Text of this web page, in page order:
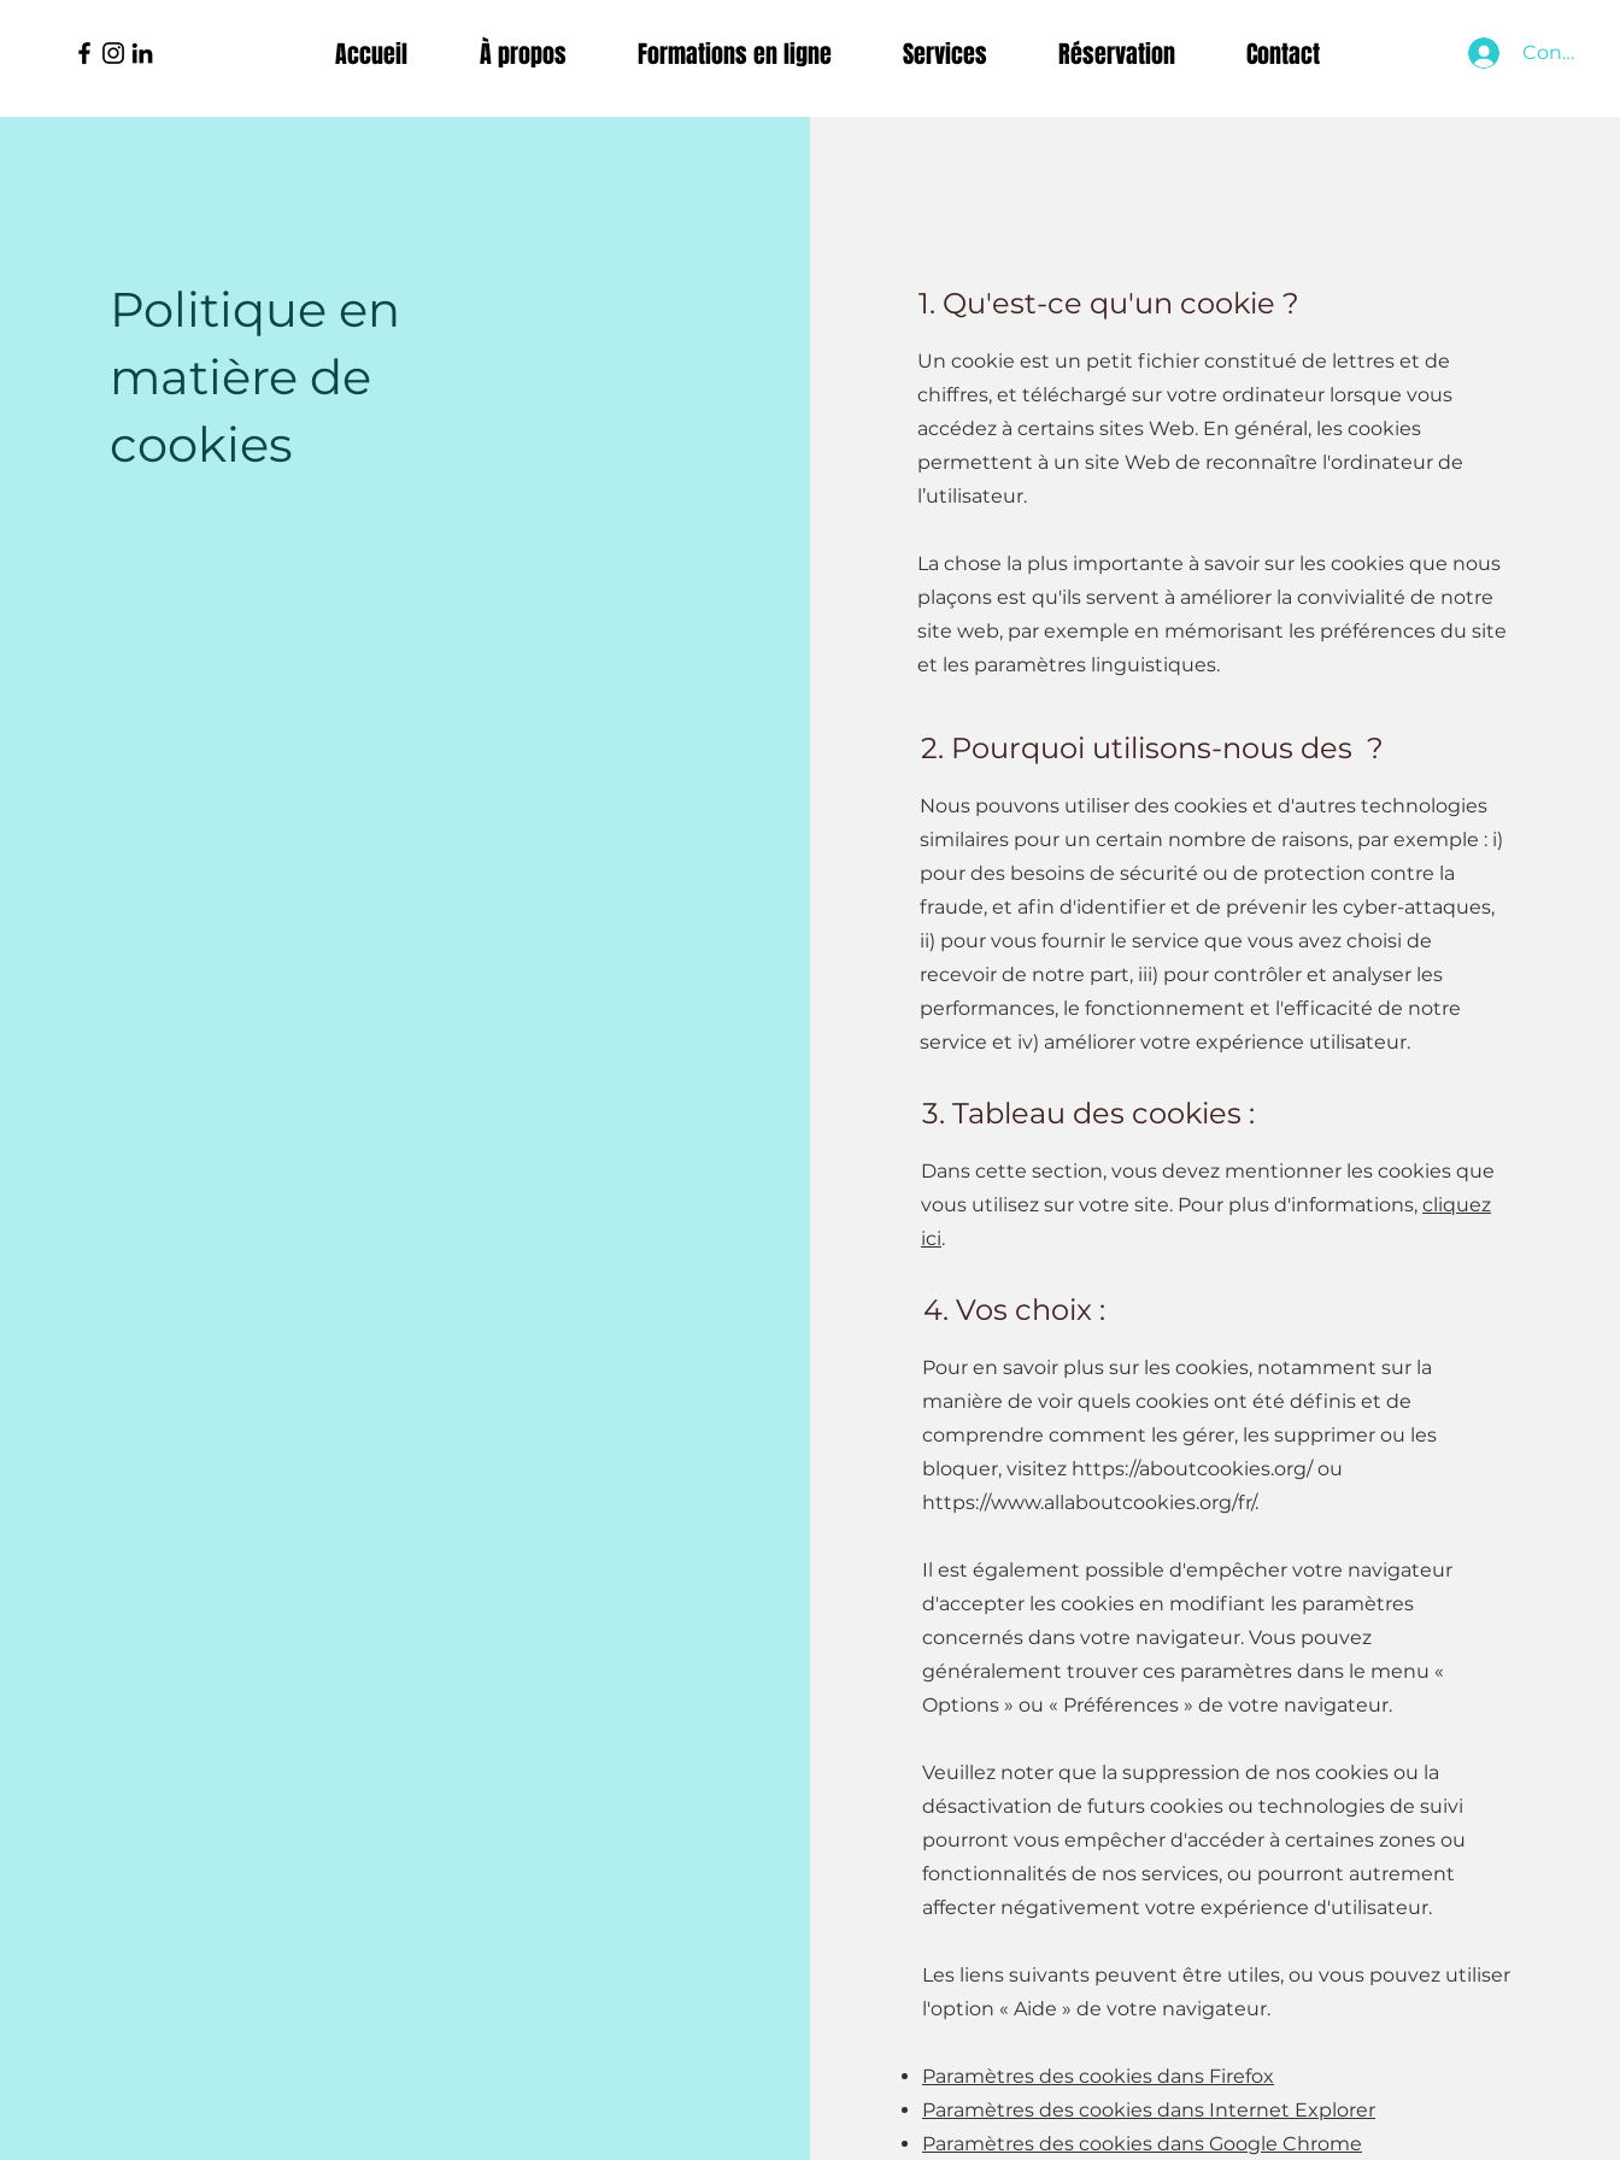
Accueil À propos Formations en ligne Services Réservation Contact
Politique en
matière de
cookies
1. Qu'est-ce qu'un cookie ?
Un cookie est un petit fichier constitué de lettres et de
chiffres, et téléchargé sur votre ordinateur lorsque vous
accédez à certains sites Web. En général, les cookies
permettent à un site Web de reconnaître l'ordinateur de
l’utilisateur.
La chose la plus importante à savoir sur les cookies que nous
plaçons est qu'ils servent à améliorer la convivialité de notre
site web, par exemple en mémorisant les préférences du site
et les paramètres linguistiques.
2. Pourquoi utilisons-nous des ?
Nous pouvons utiliser des cookies et d'autres technologies
similaires pour un certain nombre de raisons, par exemple : i)
pour des besoins de sécurité ou de protection contre la
fraude, et afin d'identifier et de prévenir les cyber-attaques,
ii) pour vous fournir le service que vous avez choisi de
recevoir de notre part, iii) pour contrôler et analyser les
performances, le fonctionnement et l'efficacité de notre
service et iv) améliorer votre expérience utilisateur.
3. Tableau des cookies :
Dans cette section, vous devez mentionner les cookies que
vous utilisez sur votre site. Pour plus d'informations, cliquez
ici.
4. Vos choix :
Pour en savoir plus sur les cookies, notamment sur la
manière de voir quels cookies ont été définis et de
comprendre comment les gérer, les supprimer ou les
bloquer, visitez https://aboutcookies.org/ou
https://www.allaboutcookies.org/fr/.
Il est également possible d'empêcher votre navigateur
d'accepter les cookies en modifiant les paramètres
concernés dans votre navigateur. Vous pouvez
généralement trouver ces paramètres dans le menu «
Options » ou « Préférences » de votre navigateur.
Veuillez noter que la suppression de nos cookies ou la
désactivation de futurs cookies ou technologies de suivi
pourront vous empêcher d'accéder à certaines zones ou
fonctionnalités de nos services, ou pourront autrement
affecter négativement votre expérience d'utilisateur.
Les liens suivants peuvent être utiles, ou vous pouvez utiliser
l'option « Aide » de votre navigateur.
Paramètres des cookies dans Firefox
Paramètres des cookies dans Internet Explorer
Paramètres des cookies dans Google Chrome